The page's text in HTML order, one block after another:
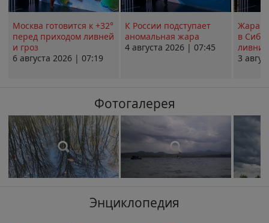
Москва готовится к +32°
перед приходом ливней
и гроз
6 августа 2026 | 07:19
К России подступает
аномальная жара
4 августа 2026 | 07:45
Жара в
в
ливни
3
Фотогалерея
Энциклопедия